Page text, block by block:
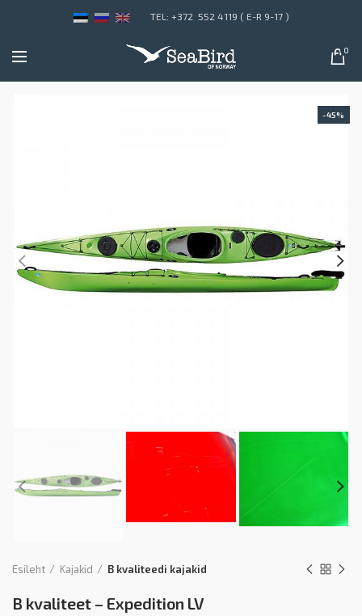
TEL: +372 552 4119 ( E-R 9-17 )
0
-45%
Esileht Kajakid B kvaliteedi kajakid
B kvaliteet – Expedition LV